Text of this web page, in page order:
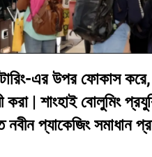
এর উপর ফোকাস
করা | শাংহাই বোলুমিং
নবীন প্যাকেজিং সমাধান